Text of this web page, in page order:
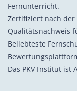
Fernunterricht.
Zertifiziert nach der
Qualitätsnachweis
Beliebteste
Das PKV Institut ist